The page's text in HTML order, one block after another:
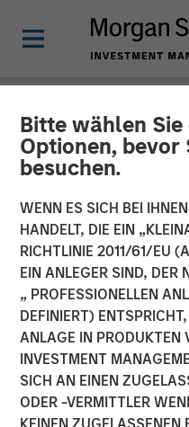
Bitte wählen
Optionen, bevor
besuchen.
WENN ES SICH BEI
HANDELT, DIE EIN
RICHTLINIE 2011/61/EU
EIN ANLEGER SIND, DER
„ PROFESSIONELLEN
DEFINIERT)
ANLAGE IN PRODUKTEN
INVESTMENT
SICH AN EINEN
ODER -VERMITTLER
NEWSROOM
Unifeye
Partnership
Eye
Strategic
Investment
07 MAI 2025